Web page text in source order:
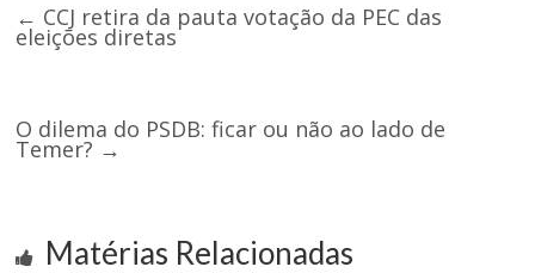
← CCJ retira da pauta votação da PEC das
eleições diretas
O dilema do PSDB: ficar ou não ao lado de
Temer? →
Matérias Relacionadas